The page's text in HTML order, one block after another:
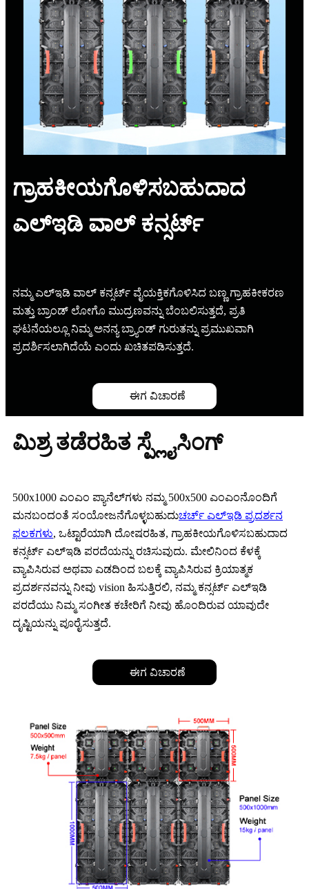
ಗ್ರಾಹಕೀಯಗೊಳಿಸಬಹುದಾದ
ಎಲ್ಇಡಿ ವಾಲ್ ಕನ್ಸರ್ಟ್
ನಮ್ಮ ಎಲ್ಇಡಿ ವಾಲ್ ಕನ್ಸರ್ಟ್ ವೈಯಕ್ತಿಕಗೊಳಿಸಿದ ಬಣ್ಣ ಗ್ರಾಹಕೀಕರಣ
ಮತ್ತು ಬ್ರಾಂಡ್ ಲೋಗೊ ಮುದ್ರಣವನ್ನು ಬೆಂಬಲಿಸುತ್ತದೆ, ಪ್ರತಿ
ಘಟನೆಯಲ್ಲೂ ನಿಮ್ಮ ಅನನ್ಯ ಬ್ರ್ಯಾಂಡ್ ಗುರುತನ್ನು ಪ್ರಮುಖವಾಗಿ
ಪ್ರದರ್ಶಿಸಲಾಗಿದೆಯೆ ಎಂದು ಖಚಿತಪಡಿಸುತ್ತದೆ.
ಈಗ ವಿಚಾರಣೆ
ಮಿಶ್ರ ತಡೆರಹಿತ ಸ್ಪ್ಲೈಸಿಂಗ್
500x1000 ಎಂಎಂ ಪ್ಯಾನೆಲ್‌ಗಳು ನಮ್ಮ 500x500 ಎಂಎಂನೊಂದಿಗೆ
ಮನಬಂದಂತೆ ಸಂಯೋಜನೆಗೊಳ್ಳಬಹುದುಚರ್ಚ್ ಎಲ್ಇಡಿ ಪ್ರದರ್ಶನ
ಫಲಕಗಳು, ಒಟ್ಟಾರೆಯಾಗಿ ದೋಷರಹಿತ, ಗ್ರಾಹಕೀಯಗೊಳಿಸಬಹುದಾದ
ಕನ್ಸರ್ಟ್ ಎಲ್ಇಡಿ ಪರದೆಯನ್ನು ರಚಿಸುವುದು. ಮೇಲಿನಿಂದ ಕೆಳಕ್ಕೆ
ವ್ಯಾಪಿಸಿರುವ ಅಥವಾ ಎಡದಿಂದ ಬಲಕ್ಕೆ ವ್ಯಾಪಿಸಿರುವ ಕ್ರಿಯಾತ್ಮಕ
ಪ್ರದರ್ಶನವನ್ನು ನೀವು vision ಹಿಸುತ್ತಿರಲಿ, ನಮ್ಮ ಕನ್ಸರ್ಟ್ ಎಲ್ಇಡಿ
ಪರದೆಯು ನಿಮ್ಮ ಸಂಗೀತ ಕಚೇರಿಗೆ ನೀವು ಹೊಂದಿರುವ ಯಾವುದೇ
ದೃಷ್ಟಿಯನ್ನು ಪೂರೈಸುತ್ತದೆ.
ಈಗ ವಿಚಾರಣೆ